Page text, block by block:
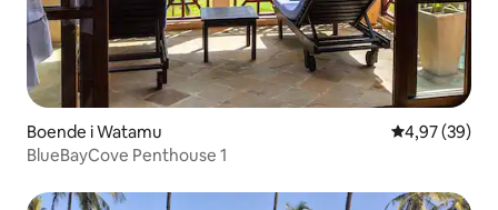
Boende i Watamu 4,97 av 5 i
4,97 (39)
BlueBayCove Penthouse 1